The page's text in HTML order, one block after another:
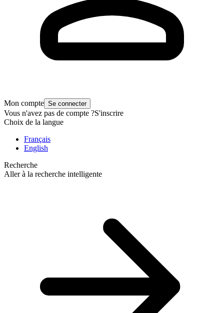
Mon compte Se connecter
Vous n'avez pas de compte ?S'inscrire
Choix de la langue
Français
English
Recherche
Aller à la recherche intelligente